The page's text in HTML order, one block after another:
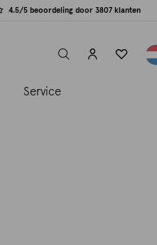
4.5/5 beoordeling door 3807 klanten
label.header.toggle
Service